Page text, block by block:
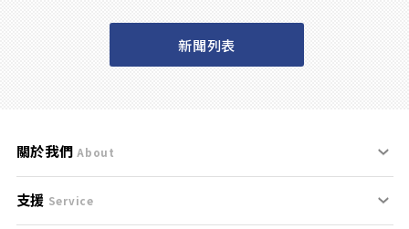
新聞列表
關於我們 About
刊登規範
支援 Service